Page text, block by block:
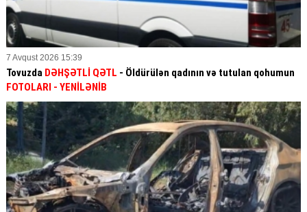
7 Avqust 2026 15:39
Tovuzda DƏHŞƏTLİ QƏTL - Öldürülən qadının və tutulan qohumun
FOTOLARI - YENİLƏNİB